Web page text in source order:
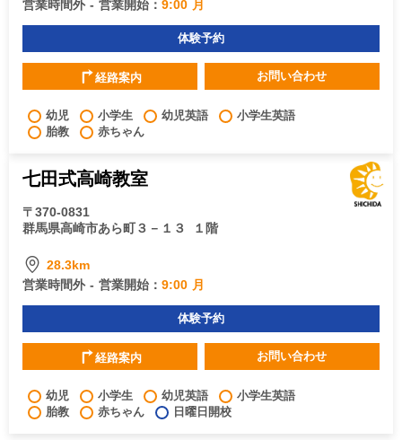
営業時間外 - 営業開始： 9:00 月
体験予約
経路案内 お問い合わせ
幼児 小学生 幼児英語
小学生英語
胎教
赤ちゃん
七田式高崎教室
〒370-0831
群馬県高崎市あら町３－１３
１階
28.3km
営業時間外 - 営業開始： 9:00 月
体験予約
経路案内 お問い合わせ
幼児 小学生 幼児英語
小学生英語
胎教
赤ちゃん 日曜日開校